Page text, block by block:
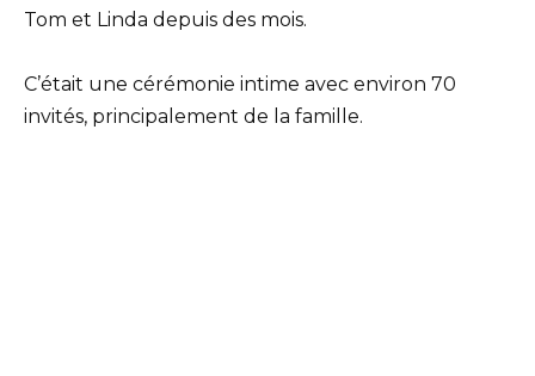
Tom et Linda depuis des mois.
C’était une cérémonie intime avec environ 70
invités, principalement de la famille.